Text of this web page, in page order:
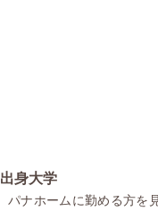
出身大学
パナホームに勤める方を